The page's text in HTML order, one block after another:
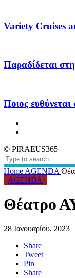
Variety Cruises
Παραδίδεται
Ποιος
© PIRAEUS365
Home AGENDA
AGENDA
Θέατρο
28 Ιανουαρίου, 2023
Share
Tweet
Pin
Share